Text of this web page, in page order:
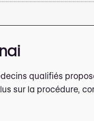
qualifiés
sur la procédure,